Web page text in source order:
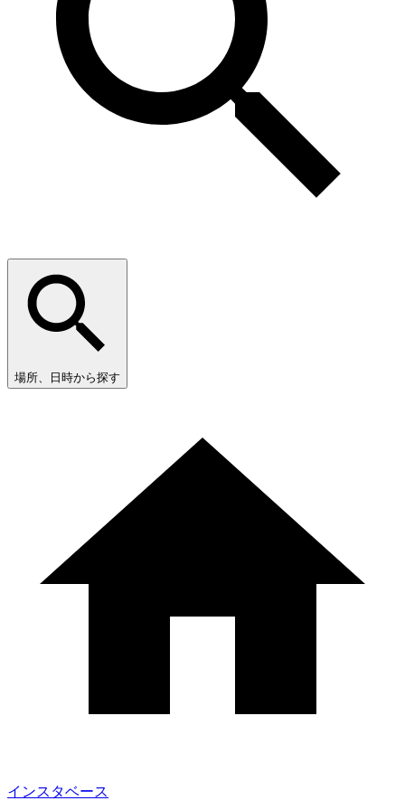
場所、日時から探す
インスタベース